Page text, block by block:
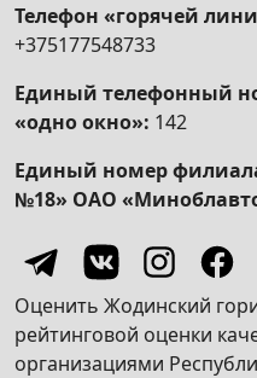
Телефон «горячей
+375177548733
Единый телефонный
«одно окно»: 142
Единый номер
№18» ОАО
Оценить Жодинский
рейтинговой оценки
организациями